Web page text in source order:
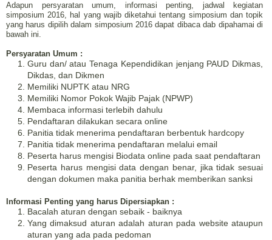
Adapun persyaratan umum, informasi penting, jadwal kegiatan
simposium 2016, hal yang wajib diketahui tentang simposium dan topik
yang harus dipilih dalam simposium 2016 dapat dibaca dab dipahamai di
bawah ini.
Persyaratan Umum :
Guru dan/ atau Tenaga Kependidikan jenjang PAUD Dikmas,
Dikdas, dan Dikmen
Memiliki NUPTK atau NRG
Memiliki Nomor Pokok Wajib Pajak (NPWP)
Membaca informasi terlebih dahulu
Pendaftaran dilakukan secara online
Panitia tidak menerima pendaftaran berbentuk hardcopy
Panitia tidak menerima pendaftaran melalui email
Peserta harus mengisi Biodata online pada saat pendaftaran
Peserta harus mengisi data dengan benar, jika tidak sesuai
dengan dokumen maka panitia berhak memberikan sanksi
Informasi Penting yang harus Dipersiapkan :
Bacalah aturan dengan sebaik - baiknya
Yang dimaksud aturan adalah aturan pada website ataupun
aturan yang ada pada pedoman